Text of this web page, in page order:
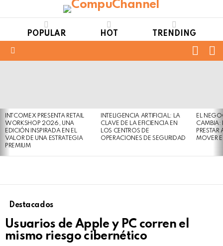
POPULAR HOT TRENDING
INTCOMEX PRESENTA RETAIL
WORKSHOP 2026, UNA
EDICIÓN INSPIRADA EN EL
VALOR DE UNA ESTRATEGIA
PREMIUM
INTELIGENCIA ARTIFICIAL: LA
CLAVE DE LA EFICIENCIA EN
LOS CENTROS DE
OPERACIONES DE SEGURIDAD
EL
CAMBIA:
MOVER
Destacados
Usuarios de Apple y PC corren el
mismo riesgo cibernético